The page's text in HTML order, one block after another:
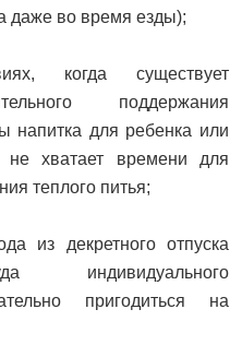
даже во время езды);
когда существует
поддержания
напитка для ребенка или
хватает времени для
теплого питья;
из декретного отпуска
индивидуального
пригодиться на